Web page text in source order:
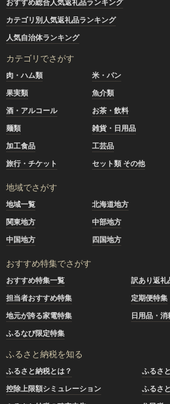
おすすめ総合人気返礼品ランキング
カテゴリ別人気返礼品ランキング
人気自治体ランキング
カテゴリでさがす
肉・ハム類 米・パン
果実類
魚介類
酒・アルコール
お茶・飲料
麺類
雑貨・日用品
加工食品
工芸品
旅行・チケット
セット類 その他
地域でさがす
地域一覧 北海道地方
関東地方
中部地方
中国地方
四国地方
おすすめ特集でさがす
おすすめ特集一覧
訳あり返礼
担当者おすすめ特集
定期便特集
地元が誇る家電特集
日用品・
ふるなび限定特集
ふるさと納税を知る
ふるさと納税とは？
ふるさ
控除上限額シミュレーション
ふるさ